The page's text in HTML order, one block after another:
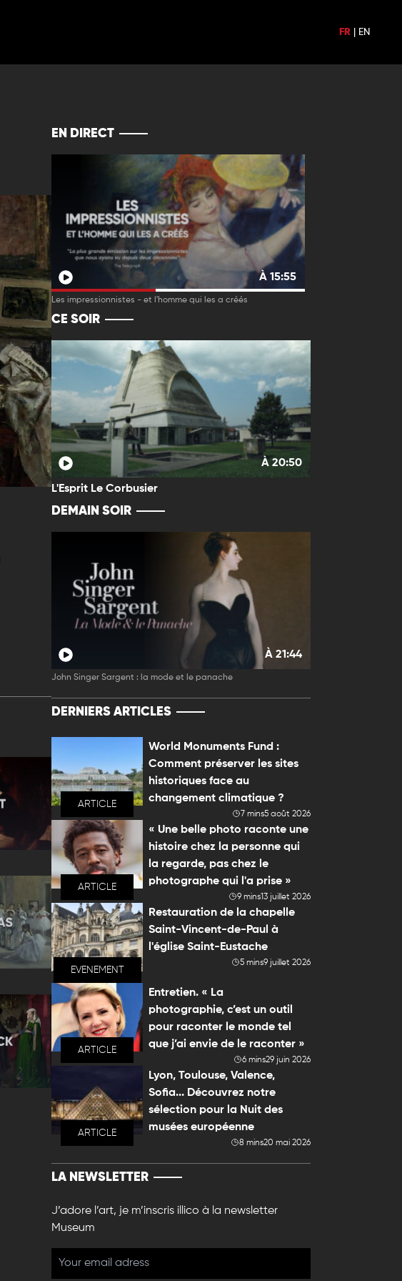
FR EN
EN DIRECT
À 15:55
Les impressionnistes - et l'homme qui les a créés
CE SOIR
À 20:50
L'Esprit Le Corbusier
DEMAIN SOIR
À 21:44
John Singer Sargent : la mode et le panache
DERNIERS ARTICLES
ARTICLE
World Monuments Fund :
Comment préserver les sites
historiques face au
changement climatique ?
7 mins5 août 2026
ARTICLE
« Une belle photo raconte une
histoire chez la personne qui
la regarde, pas chez le
photographe qui l'a prise »
9 mins13 juillet 2026
EVENEMENT
Restauration de la chapelle
Saint-Vincent-de-Paul à
l'église Saint-Eustache
5 mins9 juillet 2026
ARTICLE
Entretien. « La
photographie, c’est un outil
pour raconter le monde tel
que j’ai envie de le raconter »
6 mins29 juin 2026
ARTICLE
Lyon, Toulouse, Valence,
Sofia... Découvrez notre
sélection pour la Nuit des
musées européenne
8 mins20 mai 2026
LA NEWSLETTER
J’adore l’art, je m’inscris illico à la newsletter
Museum